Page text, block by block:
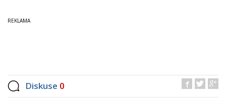
Diskuse 0